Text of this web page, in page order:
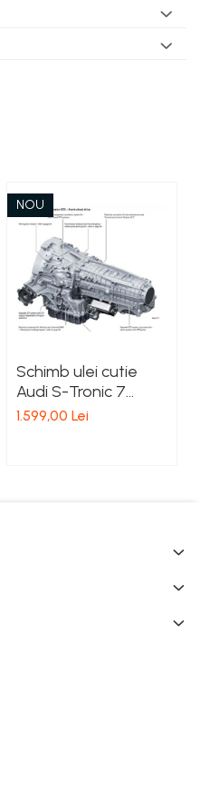
NOU
Schimb ulei cutie
Audi S-Tronic 7
trepte 0CK 0CJ
1.599,00 Lei